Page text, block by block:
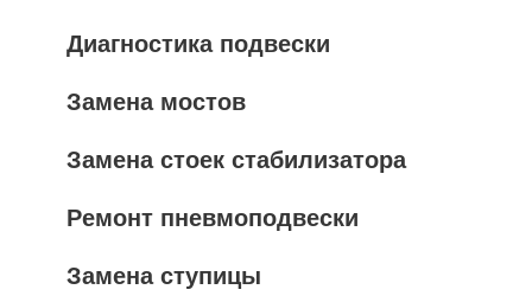
Диагностика подвески
Замена мостов
Замена стоек стабилизатора
Ремонт пневмоподвески
Замена ступицы